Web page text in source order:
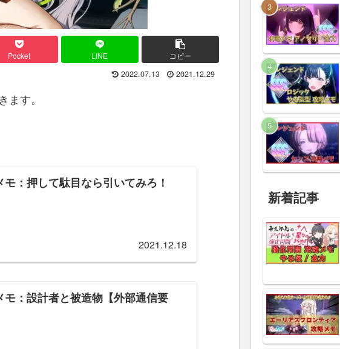
Pocket LINE コピー
2022.07.13 2021.12.29
す。
モ：押して駄目なら引いてみろ！
2021.12.18
モ：設計者と被造物【外部通信要
新着記事